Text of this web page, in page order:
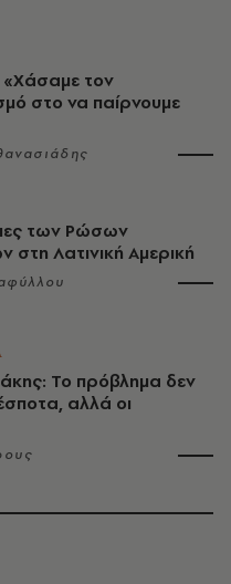
τον
στο να παίρνουμε
των Ρώσων
στη Λατινική Αμερική
Το πρόβλημα δεν
αλλά οι